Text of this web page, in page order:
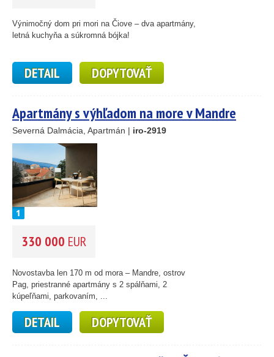
26
59
25
45
5
Výnimočný dom pri mori na Čiove – dva apartmány,
letná kuchyňa a súkromná bójka!
DETAIL DOPYTOVAŤ
Apartmány s výhľadom na more v Mandre
Severná Dalmácia, Apartmán | iro-2919
330 000 EUR
Novostavba len 170 m od mora – Mandre, ostrov
Pag, priestranné apartmány s 2 spálňami, 2
kúpeľňami, parkovaním, ...
DETAIL DOPYTOVAŤ